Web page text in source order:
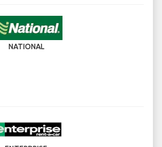
NATIONAL